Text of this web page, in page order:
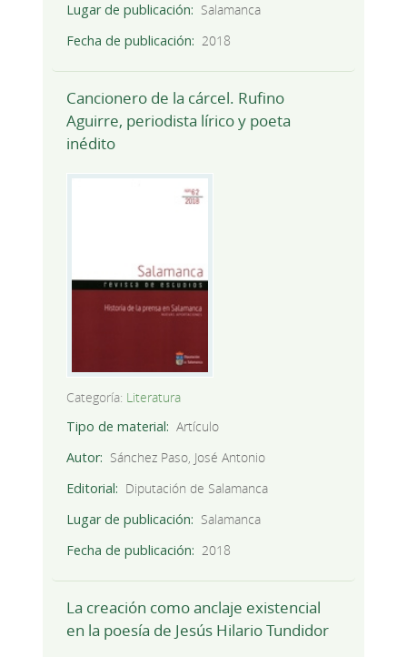
Lugar de publicación
Salamanca
Fecha de publicación
2018
Cancionero de la cárcel. Rufino
Aguirre, periodista lírico y poeta
inédito
Categoría: Literatura
Tipo de material
Artículo
Autor
Sánchez Paso, José Antonio
Editorial
Diputación de Salamanca
Lugar de publicación
Salamanca
Fecha de publicación
2018
La creación como anclaje existencial
en la poesía de Jesús Hilario Tundidor